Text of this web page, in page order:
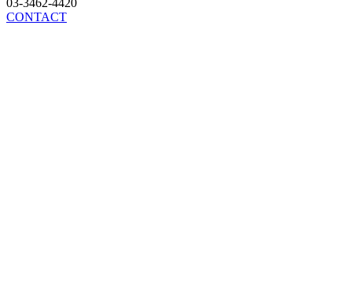
03-3462-4420
CONTACT